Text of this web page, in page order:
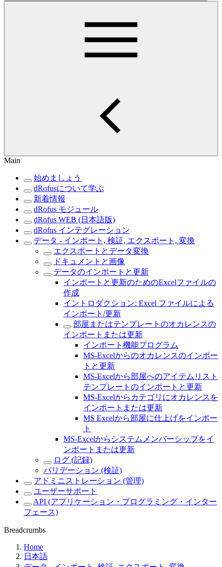
Main
始めましょう
dRofusについて学ぶ
新着情報
dRofus モジュール
dRofus WEB (日本語版)
dRofus インテグレーション
データ - インポート, 検証, エクスポート, 変換
エクスポートとデータ変換
ドキュメントと画像
データのインポートと更新
インポートと更新のためのExcelファイルの
作成
イントロダクション: Excel ファイルによる
インポート/更新
部屋またはテンプレートのオカレンスの
インポートまたは更新
インポート機能プログラム
MS-Excelからのオカレンスのインポー
トと更新
MS-Excelから部屋へのアイテムリスト
テンプレートのインポートと更新
MS-Excelからカテゴリにオカレンスを
インポートまたは更新
MS Excelから部屋に仕上げをインポー
ト
MS-Excelからシステムメンバーシップをイ
ンポートまたは更新
ログ (記録)
バリデーション (検証)
アドミニストレーション (管理)
ユーザーサポート
API (アプリケーション・プログラミング・インター
フェース)
Breadcrumbs
Home
日本語